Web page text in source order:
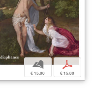
b
€ 15,00
p
€ 15,00